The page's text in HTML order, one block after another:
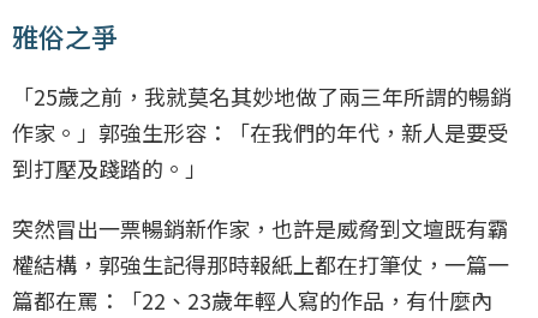
雅俗之爭
「25歲之前，我就莫名其妙地做了兩三年所謂的暢銷
作家。」郭強生形容：「在我們的年代，新人是要受
到打壓及踐踏的。」
突然冒出一票暢銷新作家，也許是威脅到文壇既有霸
權結構，郭強生記得那時報紙上都在打筆仗，一篇一
篇都在罵：「22、23歲年輕人寫的作品，有什麼內